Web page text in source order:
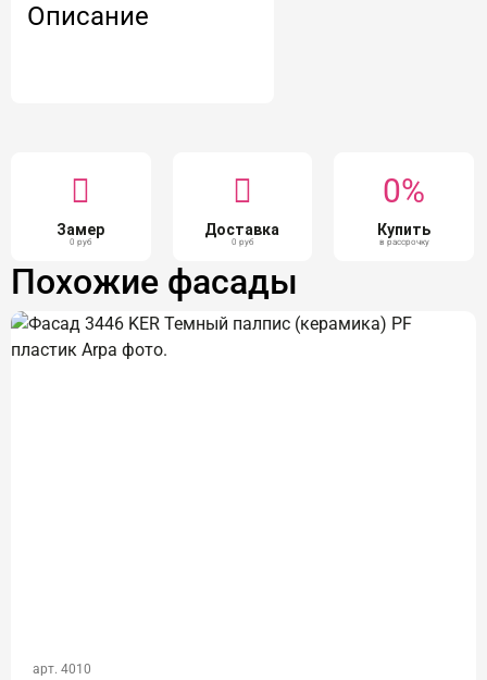
Описание
Замер
0 руб
Доставка
0 руб
0%
Купить
в рассрочку
Похожие фасады
арт. 4010